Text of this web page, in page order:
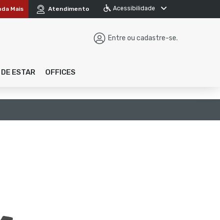
Mais Atendimento Acessibilidade
Entre ou cadastre-se.
ESTAR OFFICES